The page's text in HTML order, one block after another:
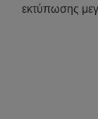
εκτύπωσης